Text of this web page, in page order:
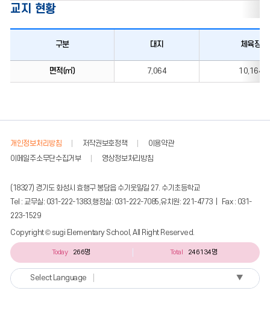
교지 현황
구분 대지 체육장
면적(㎡) 7,064 10,164
개인정보처리방침 저작권보호정책
이용약관
이메일주소무단수집거부
영상정보처리방침
(18327) 경기도 화성시 효행구 봉담읍 수기웃말길 27. 수기초등학교
Tel : 교무실: 031-222-1383,행정실: 031-222-7085,유치원: 221-4773 | Fax : 031-
223-1529
Copyright © sugi Elementary School, All Right Reserved.
Today 266명 Total 246134명
Select Language ▼